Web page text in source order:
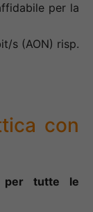
per la
s (AON) risp.
con
per tutte le